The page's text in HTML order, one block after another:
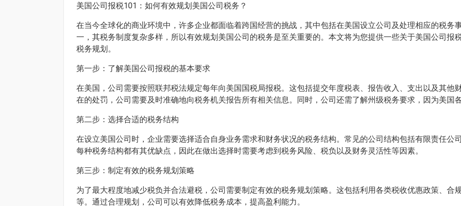
美国公司报税101：如何有效规划美国公司税务？
在当今全球化的商业环境中，许多企业都面临着跨国经营的挑战，其中包括在美国设立公司及处理相应的税务
一，其税务制度复杂多样，所以有效规划美国公司的税务是至关重要的。本文将为您提供一些关于美国公司报
税务规划。
第一步：了解美国公司报税的基本要求
在美国，公司需要按照联邦税法规定每年向美国国税局报税。这包括提交年度税表、报告收入、支出以及其他
在的处罚，公司需要及时准确地向税务机关报告所有相关信息。同时，公司还需了解州级税务要求，因为美国
第二步：选择合适的税务结构
在设立美国公司时，企业需要选择适合自身业务需求和财务状况的税务结构。常见的公司结构包括有限责任公
每种税务结构都有其优缺点，因此在做出选择时需要考虑到税务风险、税负以及财务灵活性等因素。
第三步：制定有效的税务规划策略
为了最大程度地减少税负并合法避税，公司需要制定有效的税务规划策略。这包括利用各类税收优惠政策、合
等。通过合理规划，公司可以有效降低税务成本，提高盈利能力。